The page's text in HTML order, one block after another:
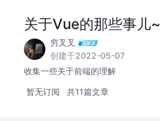
关于Vue的那些事儿~
穷叉叉
创建于2022-05-07
收集一些关于前端的理解
暂无订阅 共11篇文章